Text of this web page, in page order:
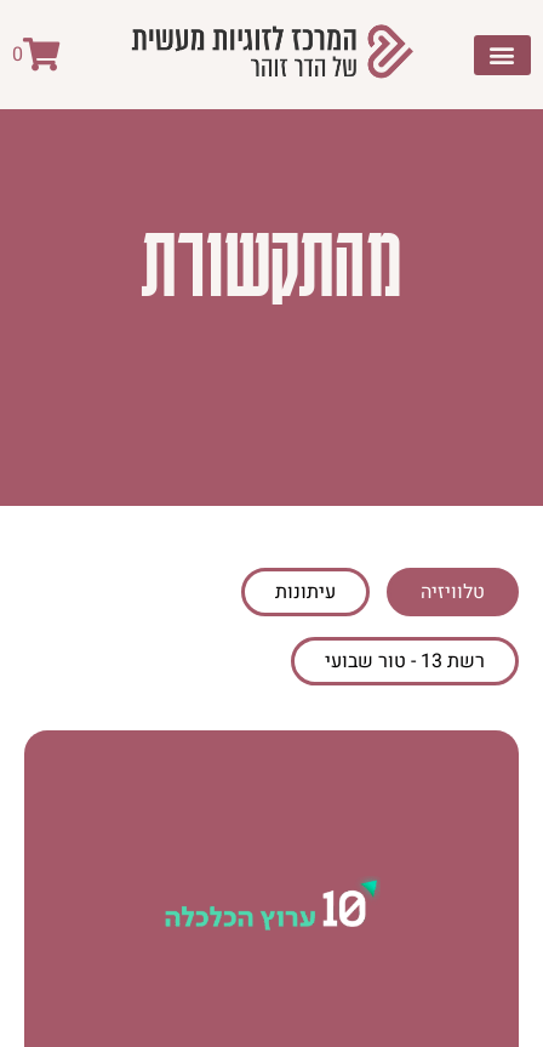
0
מהתקשורת
טלוויזיה עיתונות
רשת 13 - טור שבועי